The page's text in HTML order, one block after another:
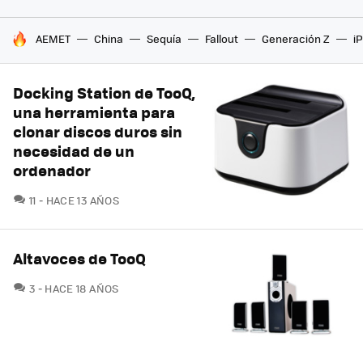
HOY SE HABLA DE
AEMET China Sequía Fallout Generación Z
Docking Station de TooQ,
una herramienta para
clonar discos duros sin
necesidad de un
ordenador
11 COMENTARIOS
HACE 13 AÑOS
Altavoces de TooQ
3 COMENTARIOS
HACE 18 AÑOS